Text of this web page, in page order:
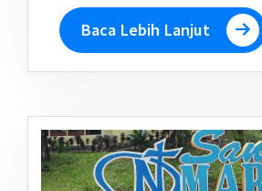
Baca Lebih Lanjut